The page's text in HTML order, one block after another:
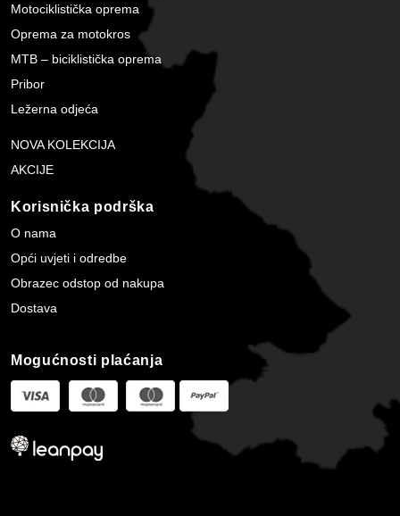
Motociklistička oprema
Oprema za motokros
MTB – biciklistička oprema
Pribor
Ležerna odjeća
NOVA KOLEKCIJA
AKCIJE
Korisnička podrška
O nama
Opći uvjeti i odredbe
Obrazec odstop od nakupa
Dostava
Mogućnosti plaćanja